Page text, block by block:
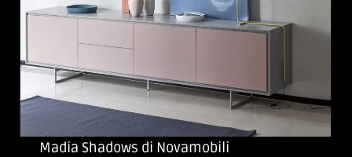
Madia Shadows di Novamobili